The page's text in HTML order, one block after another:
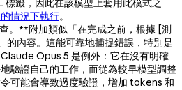
標籤，因此在該模型上套用此模式之
情況下執行。
。**附加類似「在完成之前，根據 [測
的內容。這能可靠地捕捉錯誤，特別是
Opus 5 是例外：它在沒有明確
驗證自己的工作，而從為較早模型調整
可能會導致過度驗證，增加 tokens 和